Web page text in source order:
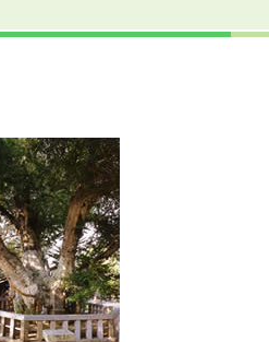
農商工・